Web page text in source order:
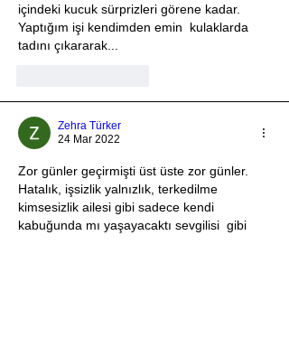
içindeki kucuk sürprizleri görene kadar.
Yaptığım işi kendimden emin  kulaklarda
tadını çıkararak...
Zehra Türker
24 Mar 2022
Zor günler geçirmişti üst üste zor günler.
Hatalık, işsizlik yalnızlık, terkedilme
kimsesizlik ailesi gibi sadece kendi
kabuğunda mı yaşayacaktı sevgilisi  gibi